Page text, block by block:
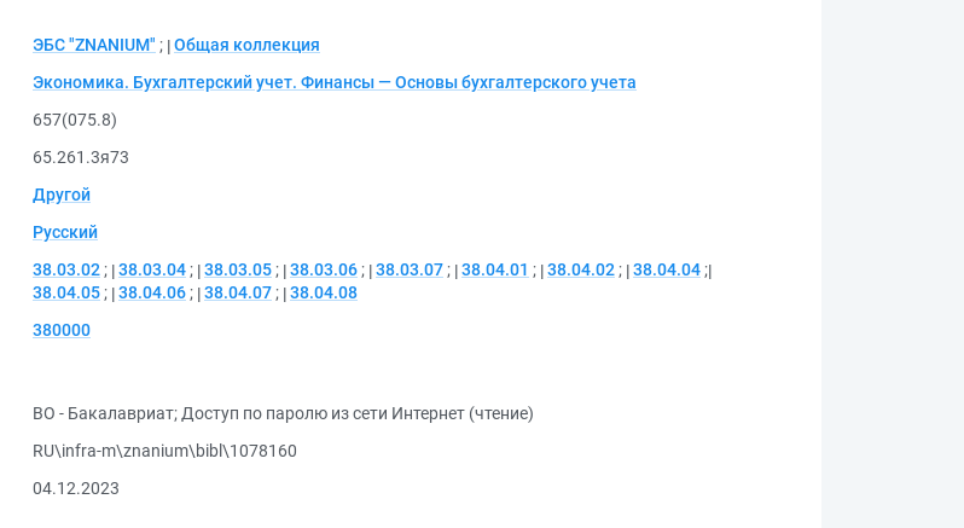
ЭБС "ZNANIUM" ; Общая коллекция
Экономика. Бухгалтерский учет. Финансы — Основы бухгалтерского учета
657(075.8)
65.261.3я73
Другой
Русский
38.03.02 ; 38.03.04 ; 38.03.05 ; 38.03.06 ; 38.03.07 ; 38.04.01 ; 38.04.02 ; 38.04.04 ;
38.04.05 ; 38.04.06 ; 38.04.07 ; 38.04.08
380000
ВО - Бакалавриат; Доступ по паролю из сети Интернет (чтение)
RU\infra-m\znanium\bibl\1078160
04.12.2023